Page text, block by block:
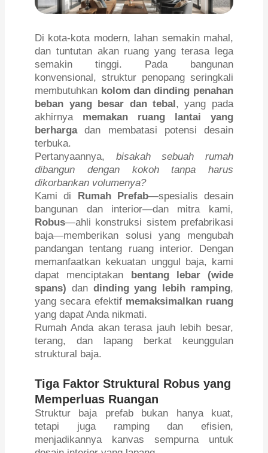
Di kota-kota modern, lahan semakin mahal,
dan tuntutan akan ruang yang terasa lega
semakin tinggi. Pada bangunan
konvensional, struktur penopang seringkali
membutuhkan kolom dan dinding penahan
beban yang besar dan tebal, yang pada
akhirnya memakan ruang lantai yang
berhargadan membatasi potensi desain
terbuka.
Pertanyaannya, bisakah sebuah rumah
dibangun dengan kokoh tanpa harus
dikorbankan volumenya?
Kami di Rumah Prefab—spesialis desain
bangunan dan interior—dan mitra kami,
Robus—ahli konstruksi sistem prefabrikasi
baja—memberikan solusi yang mengubah
pandangan tentang ruang interior. Dengan
memanfaatkan kekuatan unggul baja, kami
dapat menciptakan bentang lebar (wide
spans) dan dinding yang lebih ramping,
yang secara efektif memaksimalkan ruang
yang dapat Anda nikmati.
Rumah Anda akan terasa jauh lebih besar,
terang, dan lapang berkat keunggulan
struktural baja.
Tiga Faktor Struktural Robus yang
Memperluas Ruangan
Struktur baja prefab bukan hanya kuat,
tetapi juga ramping dan efisien,
menjadikannya kanvas sempurna untuk